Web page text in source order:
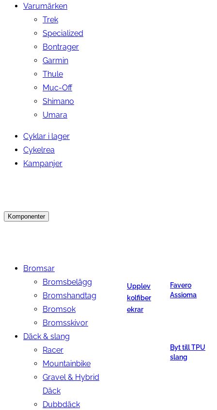
Varumärken
Trek
Specialized
Bontrager
Garmin
Thule
Muc-Off
Shimano
Umara
Cyklar i lager
Cykelrea
Kampanjer
Komponenter
Bromsar
Bromsbelägg
Bromshandtag
Bromsok
Bromsskivor
Däck & slang
Racer
Mountainbike
Gravel & Hybrid
Däck
Dubbdäck
Upplev
kolfiber
ekrar
Favero
Assioma
Byt till TPU
slang